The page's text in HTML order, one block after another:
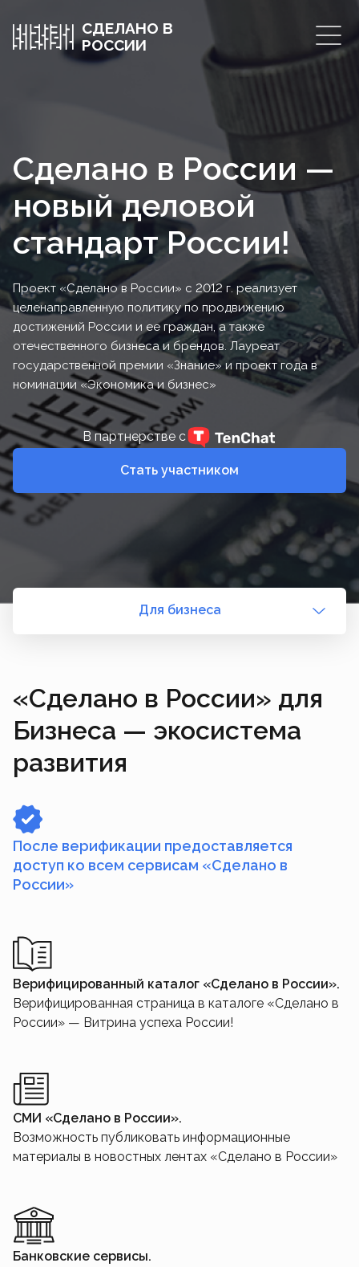
СДЕЛАНО В
РОССИИ
Сделано в России —
новый деловой
стандарт России!
Проект «Сделано в России» с 2012 г. реализует
целенаправленную политику по продвижению
достижений России и ее граждан, а также
отечественного бизнеса и брендов. Лауреат
государственной премии «Знание» и проект года в
номинации «Экономика и бизнес»
Стать участником
В партнерстве с
Для бизнеса
«Сделано в России» для
Бизнеса — экосистема
развития
После верификации предоставляется
доступ ко всем сервисам «Сделано в
России»
Верифицированный каталог «Сделано в России».
Верифицированная страница в каталоге «Сделано в
России» — Витрина успеха России!
СМИ «Сделано в России».
Возможность публиковать информационные
материалы в новостных лентах «Сделано в России»
Банковские сервисы.